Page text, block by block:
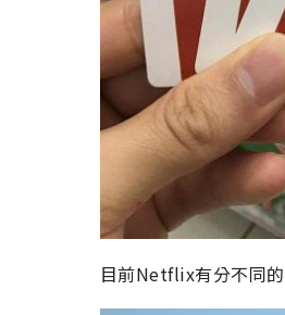
目前Netflix有分不同